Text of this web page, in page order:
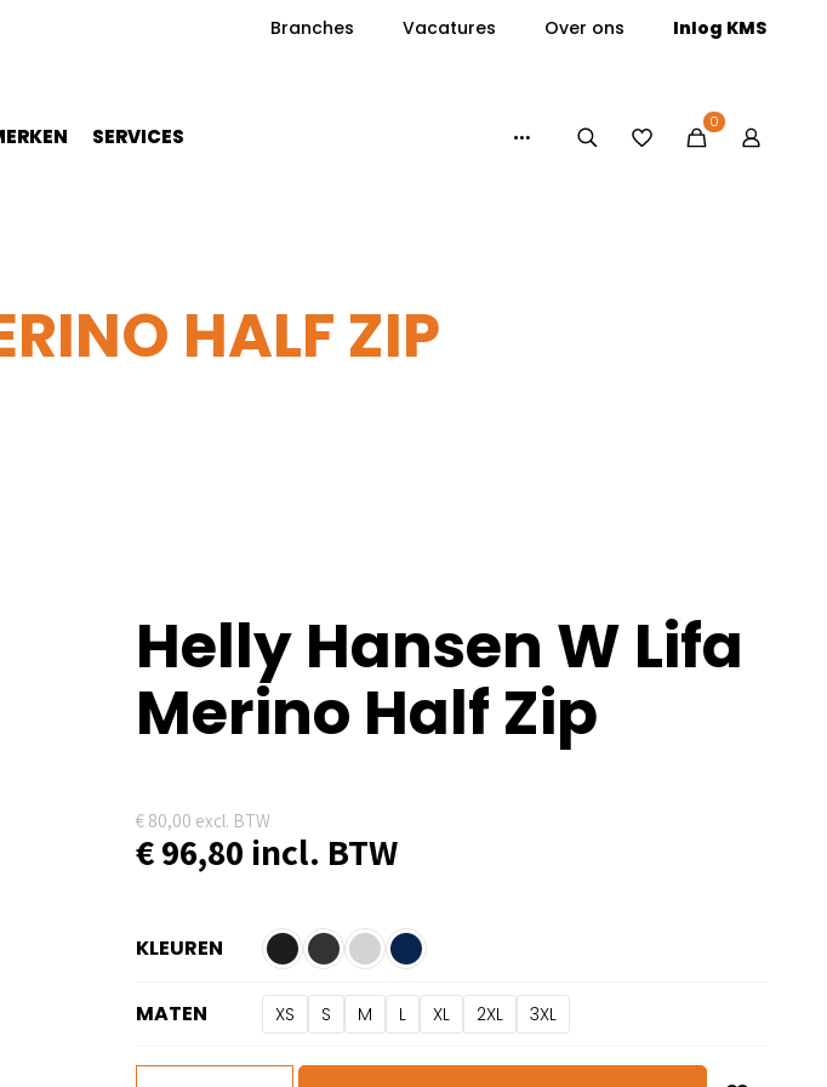
Branches Vacatures Over ons Inlog KMS
SERVICES
0
HALF ZIP
Helly Hansen W Lifa
Merino Half Zip
€ 80,00 excl. BTW
€96,80 incl. BTW
KLEUREN
MATEN XS S M L XL 2XL 3XL